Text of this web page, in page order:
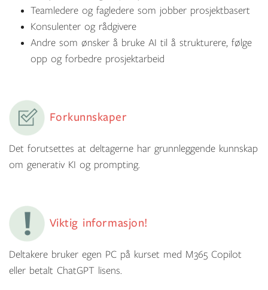
Teamledere og fagledere som jobber prosjektbasert
Konsulenter og rådgivere
Andre som ønsker å bruke AI til å strukturere, følge
opp og forbedre prosjektarbeid
Forkunnskaper
Det forutsettes at deltagerne har grunnleggende kunnskap
om generativ KI og prompting.
Viktig informasjon!
Deltakere bruker egen PC på kurset med M365 Copilot
eller betalt ChatGPT lisens.